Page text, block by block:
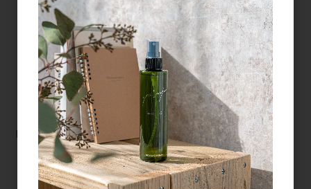
LS リケラオイル 100ml
M.E スタイルヘアオイル
STILL TRIP 65ml
メーカー希望小売価格（税込）
3,960円